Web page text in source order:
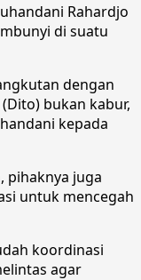
Rahardjo
di suatu
dengan
bukan kabur,
kepada
pihaknya juga
untuk mencegah
koordinasi
agar